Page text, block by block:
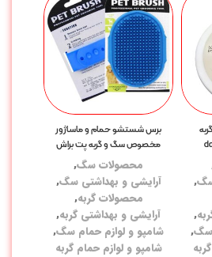
سگ,
,
سگ,
برس شستشو حمام و ماساژور
مخصوص سگ و گربه پت براش
محصولات سگ,
آرایشی و بهداشتی سگ,
محصولات گربه,
آرایشی و بهداشتی گربه,
شامپو و لوازم حمام سگ,
شامپو و لوازم حمام گربه